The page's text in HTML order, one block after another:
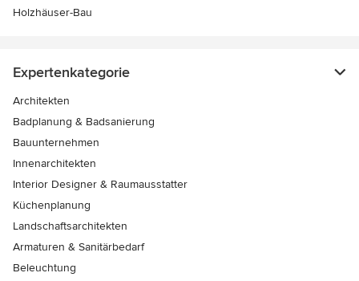
Holzhäuser-Bau
Expertenkategorie
Architekten
Badplanung & Badsanierung
Bauunternehmen
Innenarchitekten
Interior Designer & Raumausstatter
Küchenplanung
Landschaftsarchitekten
Armaturen & Sanitärbedarf
Beleuchtung